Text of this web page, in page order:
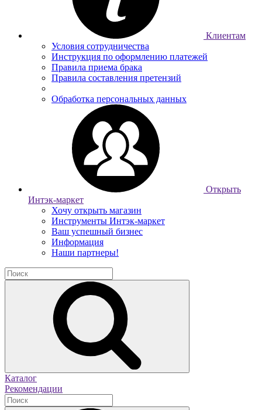
Клиентам
Условия сотрудничества
Инструкция по оформлению платежей
Правила приема брака
Правила составления претензий
Обработка персональных данных
Открыть
Интэк-маркет
Хочу открыть магазин
Инструменты Интэк-маркет
Ваш успешный бизнес
Информация
Наши партнеры!
Каталог
Рекомендации